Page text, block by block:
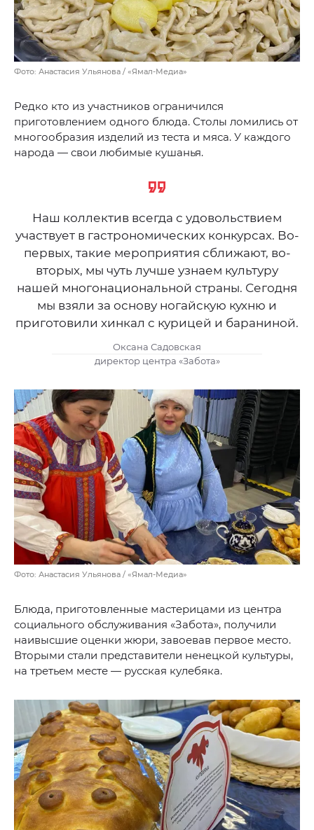
Фото: Анастасия Ульянова / «Ямал-Медиа»
Редко кто из участников ограничился
приготовлением одного блюда. Столы ломились от
многообразия изделий из теста и мяса. У каждого
народа — свои любимые кушанья.
Наш коллектив всегда с удовольствием
участвует в гастрономических конкурсах. Во-
первых, такие мероприятия сближают, во-
вторых, мы чуть лучше узнаем культуру
нашей многонациональной страны. Сегодня
мы взяли за основу ногайскую кухню и
приготовили хинкал с курицей и бараниной.
Оксана Садовская
директор центра «Забота»
Фото: Анастасия Ульянова / «Ямал-Медиа»
Блюда, приготовленные мастерицами из центра
социального обслуживания «Забота», получили
наивысшие оценки жюри, завоевав первое место.
Вторыми стали представители ненецкой культуры,
на третьем месте — русская кулебяка.